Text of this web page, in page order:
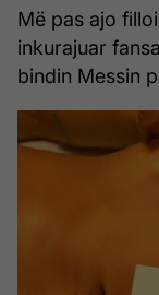
Më pas ajo
inkurajuar
bindin Messin